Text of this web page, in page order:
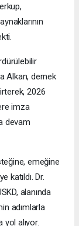
Alkan, dernek
2026
imza
devam
emeğine
katıldı. Dr.
alanında
adımlarla
alıyor.